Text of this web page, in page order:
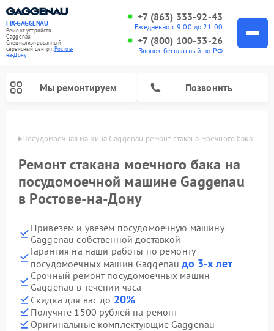
FIX-GAGGENAU
Ремонт устройств
Gaggenau
Специализированный
cервисный центр г.Ростов-
на-Дону
+7 (863) 333-92-43
Ежедневно с 9:00 до 21:00
+7 (800) 100-33-26
Звонок бесплатный по РФ
Мы ремонтируем Позвонить
Посудомоечная машина Gaggenau ремонт стакана моечного бака
Ремонт стакана моечного бака на
посудомоечной машине Gaggenau
в Ростове-на-Дону
Привезем и увезем посудомоечную машину
Gaggenau собственной доставкой
Гарантия на наши работы по ремонту
посудомоечных машин Gaggenauдо 3-х лет
Срочный ремонт посудомоечных машин
Gaggenau в течении часа
Скидка для вас до 20%
Получите 1500 рублей на ремонт
Оригинальные комплектующие Gaggenau